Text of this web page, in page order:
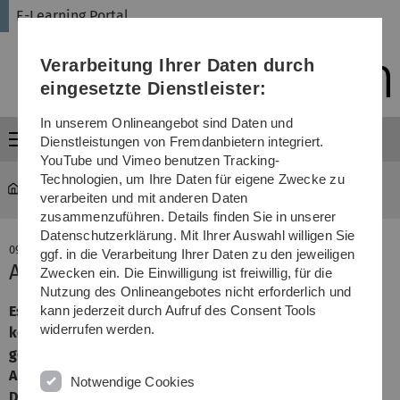
Direkt
Direkt
Direkt
(Sprache,
Drucken,
Media)
Direkt
Direkt
E-Learning Portal
Menü
E-Learning Portal Alle E-Learning News
09. Dezember 2015
App-Tipp: Slack
Es gibt unzählige Apps und Anbieter, die wir nutzen
können, um uns in Gruppen auszutauschen und Dateien
gemeinsam zu nutzen und zu bearbeiten. Eine gute
Alternative zu E-Mail Anhängen, Facebook-Gruppen und
Dropbox-Ordnern bietet das Tool Slack, das wir in
Verarbeitung Ihrer Daten durch
eingesetzte Dienstleister:
In unserem Onlineangebot sind Daten und
Dienstleistungen von Fremdanbietern integriert.
YouTube und Vimeo benutzen Tracking-
Technologien, um Ihre Daten für eigene Zwecke zu
verarbeiten und mit anderen Daten
zusammenzuführen. Details finden Sie in unserer
Datenschutzerklärung. Mit Ihrer Auswahl willigen Sie
ggf. in die Verarbeitung Ihrer Daten zu den jeweiligen
Zwecken ein. Die Einwilligung ist freiwillig, für die
Nutzung des Onlineangebotes nicht erforderlich und
kann jederzeit durch Aufruf des Consent Tools
widerrufen werden.
Notwendige Cookies